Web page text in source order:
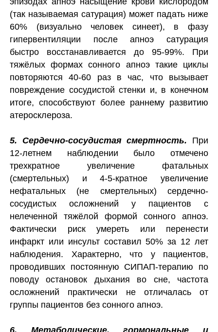
(так называемая сатурация) может падать ниже
60% (визуально человек синеет), в фазу
гипервентиляции после апноэ сатурация
быстро восстанавливается до 95-99%. При
тяжёлых формах сонного апноэ такие циклы
повторяются 40-60 раз в час, что вызывает
повреждение сосудистой стенки и, в конечном
итоге, способствуют более раннему развитию
атеросклероза.
5. Сердечно-сосудистая смертность. При
12-летнем наблюдении было отмечено
трехкратное увеличение фатальных
(смертельных) и 4-5-кратное увеличение
нефатальных (не смертельных) сердечно-
сосудистых осложнений у пациентов с
нелеченной тяжёлой формой сонного апноэ.
Фактически риск умереть или перенести
инфаркт или инсульт составил 50% за 12 лет
наблюдения. Характерно, что у пациентов,
проводивших постоянную СИПАП-терапию по
поводу остановок дыхания во сне, частота
осложнений практически не отличалась от
группы пациентов без сонного апноэ.
6. Метаболические, гормональные и